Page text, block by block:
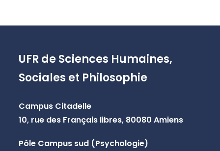
UFR de Sciences Humaines,
Sociales et Philosophie
Campus Citadelle
10, rue des Français libres, 80080 Amiens
Pôle Campus sud (Psychologie)